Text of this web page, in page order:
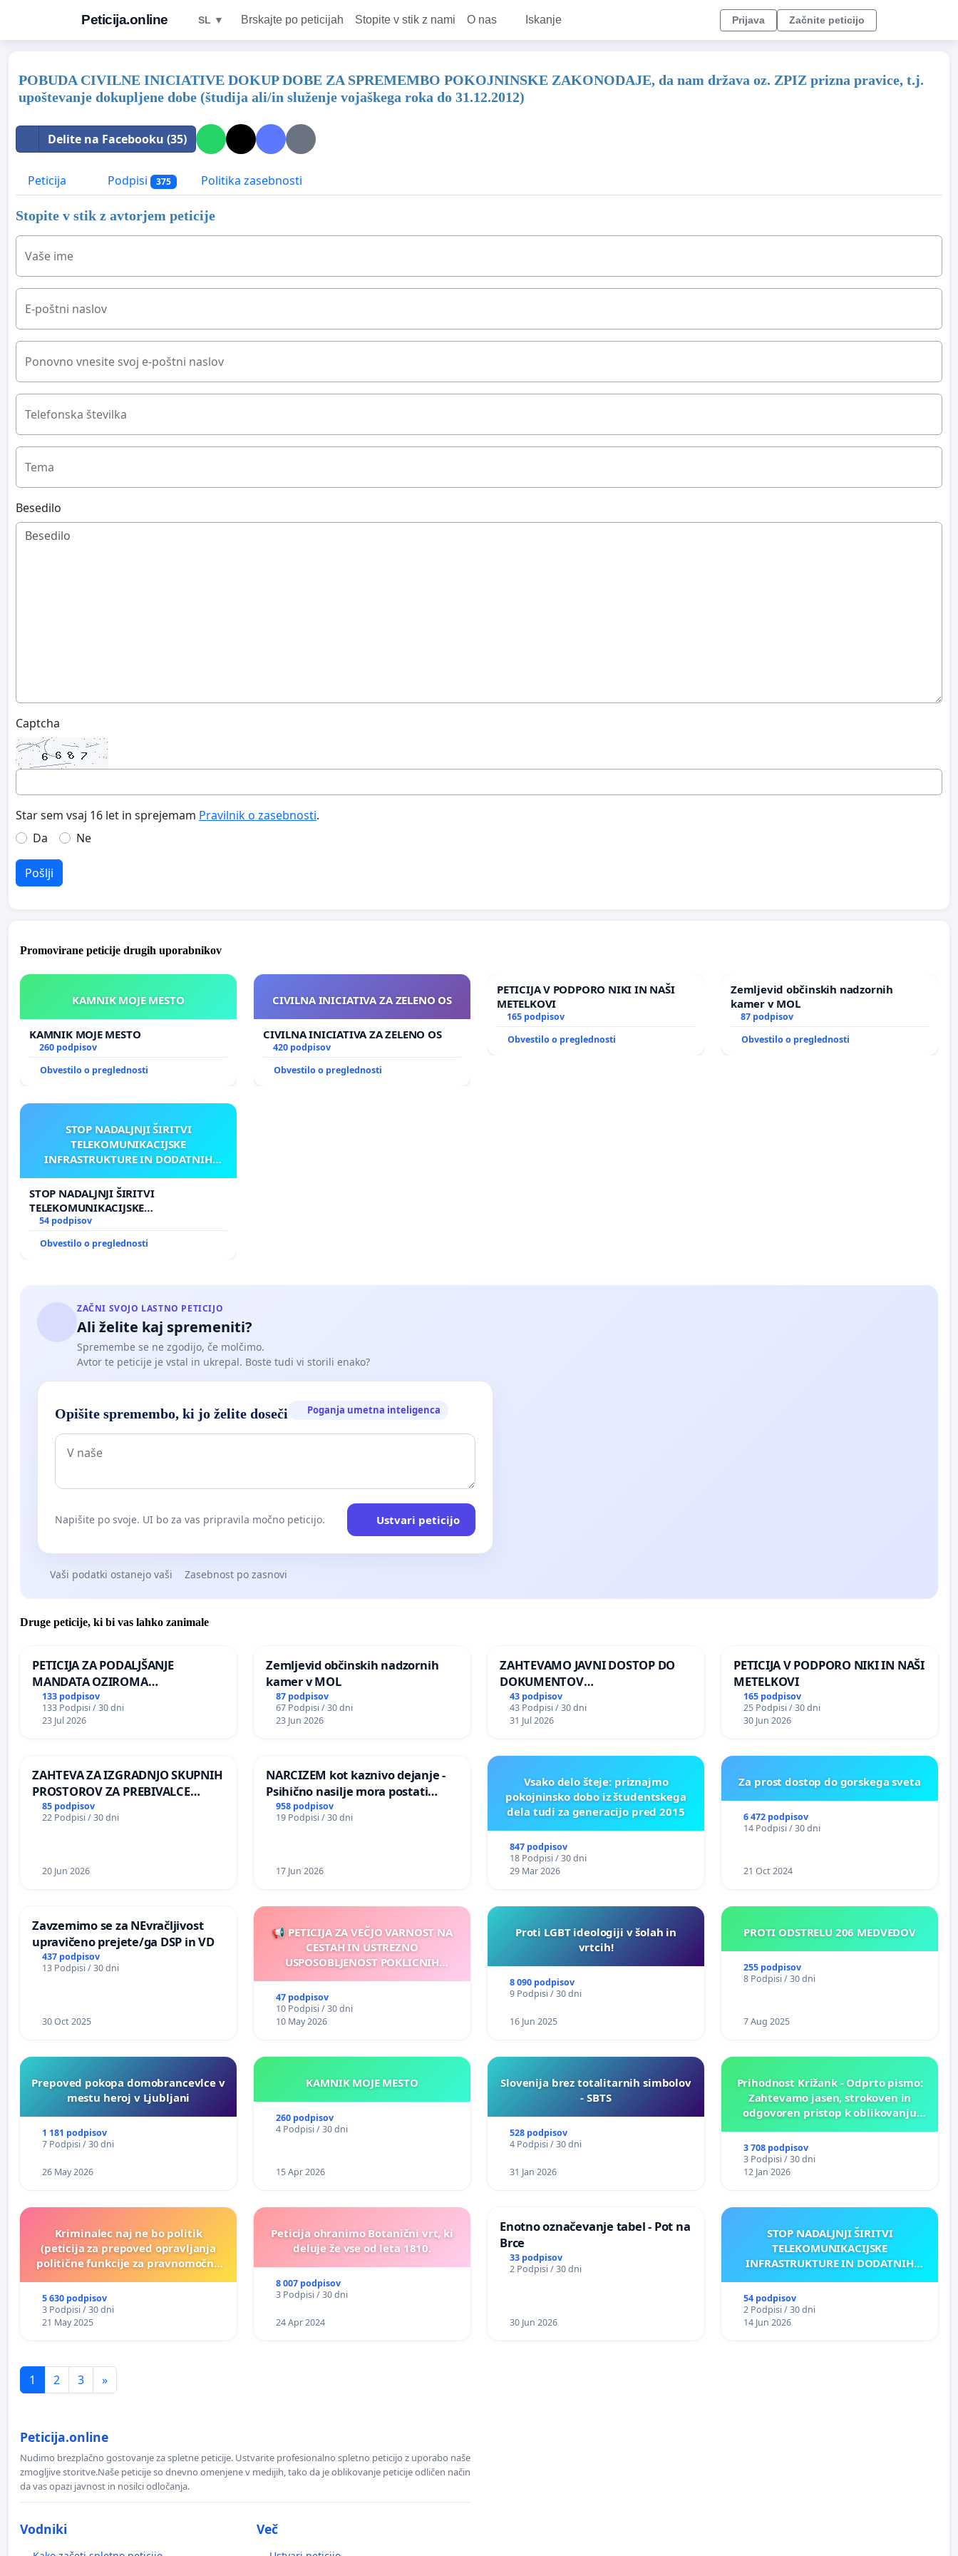
Peticija.online SL ▼ Brskajte po peticijah Stopite v stik z nami O nas Iskanje Prijava Začnite peticijo
POBUDA CIVILNE INICIATIVE DOKUP DOBE ZA SPREMEMBO POKOJNINSKE ZAKONODAJE, da nam država oz. ZPIZ prizna pravice, t.j.
upoštevanje dokupljene dobe (študija ali/in služenje vojaškega roka do 31.12.2012)
Delite na Facebooku (35)
Peticija Podpisi 375 Politika zasebnosti
Stopite v stik z avtorjem peticije
Vaše ime
E-poštni naslov
Ponovno vnesite svoj e-poštni naslov
Telefonska številka
Tema
Besedilo
Captcha
Star sem vsaj 16 let in sprejemam Pravilnik o zasebnosti.
Da
Ne
Pošlji
Promovirane peticije drugih uporabnikov
KAMNIK MOJE MESTO
KAMNIK MOJE MESTO
260 podpisov
Obvestilo o preglednosti
CIVILNA INICIATIVA ZA ZELENO OS
CIVILNA INICIATIVA ZA ZELENO OS
420 podpisov
Obvestilo o preglednosti
PETICIJA V PODPORO NIKI IN NAŠI
METELKOVI
165 podpisov
Obvestilo o preglednosti
Zemljevid občinskih nadzornih
kamer v MOL
87 podpisov
Obvestilo o preglednosti
STOP NADALJNJI ŠIRITVI
TELEKOMUNIKACIJSKE
INFRASTRUKTURE IN DODATNIH
STOP NADALJNJI ŠIRITVI
TELEKOMUNIKACIJSKE
INFRASTRUKTURE IN DODATNIH
54 podpisov
Obvestilo o preglednosti
ZAČNI SVOJO LASTNO PETICIJO
Ali želite kaj spremeniti?
Spremembe se ne zgodijo, če molčimo.
Avtor te peticije je vstal in ukrepal. Boste tudi vi storili enako?
Opišite spremembo, ki jo želite doseči Poganja umetna inteligenca
Napišite po svoje. UI bo za vas pripravila močno peticijo. Ustvari peticijo
Vaši podatki ostanejo vaši Zasebnost po zasnovi
Druge peticije, ki bi vas lahko zanimale
PETICIJA ZA PODALJŠANJE
MANDATA OZIROMA
ČIMPREJŠNJO PONOVNO
NAPOTITEV GOSPODA BERNARDA
ŠRAJNERJA NA VELEPOSLANIŠTVO
133 podpisov
133 Podpisi / 30 dni
23 Jul 2026
Zemljevid občinskih nadzornih
kamer v MOL
87 podpisov
67 Podpisi / 30 dni
23 Jun 2026
ZAHTEVAMO JAVNI DOSTOP DO
DOKUMENTOV
PARLAMENTARNIH
PREISKOVALNIH KOMISIJ O
ILEGALNI TRGOVINI Z OROŽJEM
43 podpisov
43 Podpisi / 30 dni
31 Jul 2026
PETICIJA V PODPORO NIKI IN NAŠI
METELKOVI
165 podpisov
25 Podpisi / 30 dni
30 Jun 2026
ZAHTEVA ZA IZGRADNJO SKUPNIH
PROSTOROV ZA PREBIVALCE
KRAJEVNE SKUPNOSTI
PRESTRANEK
85 podpisov
22 Podpisi / 30 dni
20 Jun 2026
NARCIZEM kot kaznivo dejanje -
Psihično nasilje mora postati
enako prepoznano kot fizično
nasilje
958 podpisov
19 Podpisi / 30 dni
17 Jun 2026
Vsako delo šteje: priznajmo
pokojninsko dobo iz študentskega
dela tudi za generacijo pred 2015
847 podpisov
18 Podpisi / 30 dni
29 Mar 2026
Za prost dostop do gorskega sveta
6 472 podpisov
14 Podpisi / 30 dni
21 Oct 2024
Zavzemimo se za NEvračljivost
upravičeno prejete/ga DSP in VD
437 podpisov
13 Podpisi / 30 dni
30 Oct 2025
📢 PETICIJA ZA VEČJO VARNOST NA
CESTAH IN USTREZNO
USPOSOBLJENOST POKLICNIH
47 podpisov
10 Podpisi / 30 dni
10 May 2026
Proti LGBT ideologiji v šolah in
vrtcih!
8 090 podpisov
9 Podpisi / 30 dni
16 Jun 2025
PROTI ODSTRELU 206 MEDVEDOV
255 podpisov
8 Podpisi / 30 dni
7 Aug 2025
Prepoved pokopa domobrancevlce v
mestu heroj v Ljubljani
1 181 podpisov
7 Podpisi / 30 dni
26 May 2026
KAMNIK MOJE MESTO
260 podpisov
4 Podpisi / 30 dni
15 Apr 2026
Slovenija brez totalitarnih simbolov
- SBTS
528 podpisov
4 Podpisi / 30 dni
31 Jan 2026
Prihodnost Križank - Odprto pismo:
Zahtevamo jasen, strokoven in
odgovoren pristop k oblikovanju
3 708 podpisov
3 Podpisi / 30 dni
12 Jan 2026
Kriminalec naj ne bo politik
(peticija za prepoved opravljanja
politične funkcije za pravnomočno
5 630 podpisov
3 Podpisi / 30 dni
21 May 2025
Peticija ohranimo Botanični vrt, ki
deluje že vse od leta 1810.
8 007 podpisov
3 Podpisi / 30 dni
24 Apr 2024
Enotno označevanje tabel - Pot na
Brce
33 podpisov
2 Podpisi / 30 dni
30 Jun 2026
STOP NADALJNJI ŠIRITVI
TELEKOMUNIKACIJSKE
INFRASTRUKTURE IN DODATNIH
54 podpisov
2 Podpisi / 30 dni
14 Jun 2026
1 2 3 »
Peticija.online
Nudimo brezplačno gostovanje za spletne peticije. Ustvarite profesionalno spletno peticijo z uporabo naše
zmogljive storitve.Naše peticije so dnevno omenjene v medijih, tako da je oblikovanje peticije odličen način
da vas opazi javnost in nosilci odločanja.
Vodniki Več